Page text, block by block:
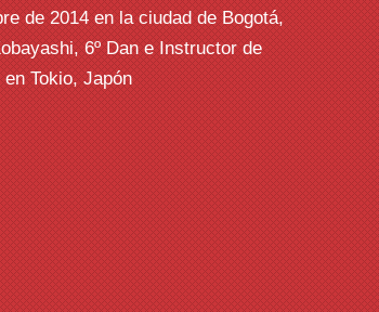
de 2014 en la ciudad de Bogotá,
6º Dan e Instructor de
Tokio, Japón